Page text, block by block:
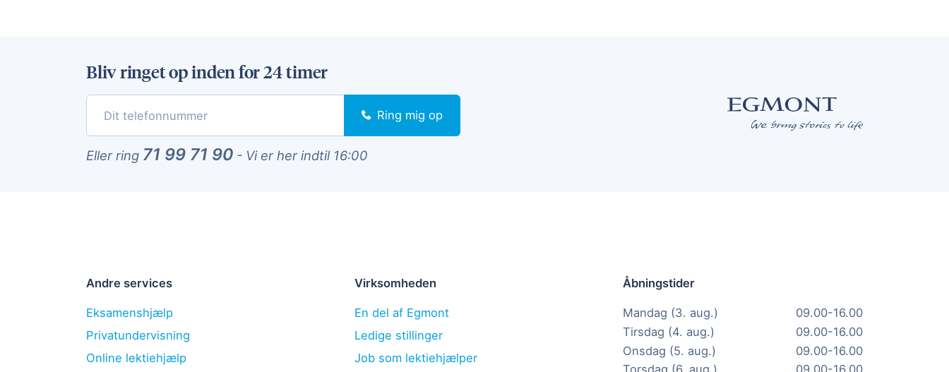
Bliv ringet op inden for 24 timer
Ring mig op
Eller ring 71 99 71 90 - Vi er her indtil 16:00
Andre services
Eksamenshjælp
Privatundervisning
Online lektiehjælp
Virksomheden
En del af Egmont
Ledige stillinger
Job som lektiehjælper
Åbningstider
Mandag (3. aug.)
09.00-16.00
Tirsdag (4. aug.)
09.00-16.00
Onsdag (5. aug.)
09.00-16.00